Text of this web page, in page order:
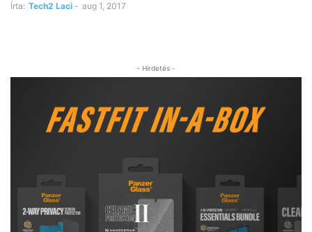
Írta: Tech2 Laci - aug 1, 2017
- Hirdetés -